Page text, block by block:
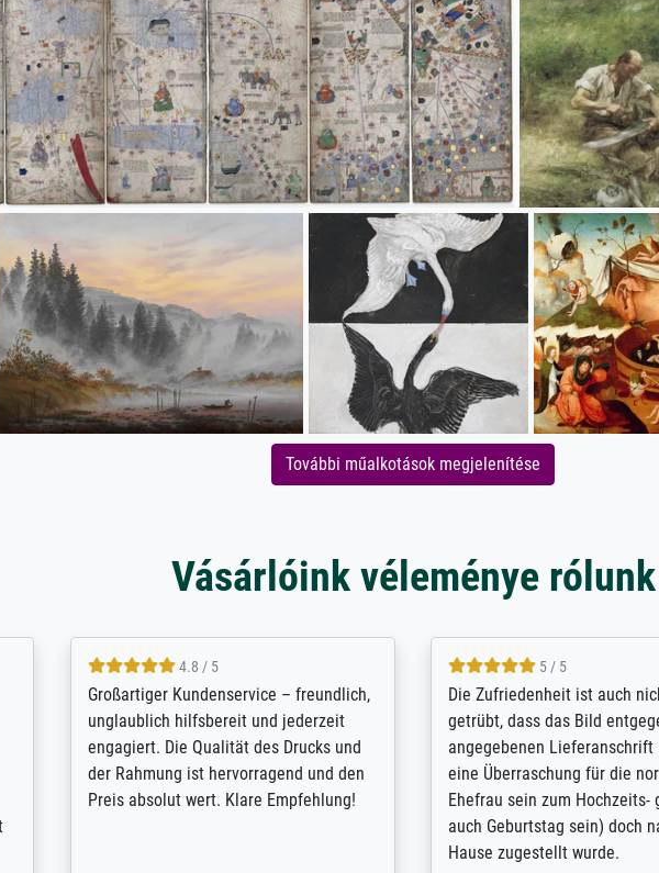
További műalkotások megjelenítése
Vásárlóink véleménye rólunk
5 / 5
Für ein Erinnerungsbuch mit der
Feldpost meines Großvaters aus dem 1.
Weltkrieg benötigte ich ein
ausdrucksvolles Bild. Das habe ich bei
Ihnen gefunden. Bei der Auswahl der
4.8 / 5
Hervorragende Qualität.
vieles anpassen lassen, wie
Randentfernung, Farbe,
Kontrast und Weiteres. Sehr
Kontaktperson per Mail. Das
Kunstdruck) wurde sehr gut
sehr starke Papprolle mit